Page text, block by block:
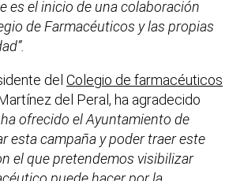
es el inicio de una colaboración
de Farmacéuticos y las propias
del Colegio de farmacéuticos
del Peral, ha agradecido
ofrecido el Ayuntamiento de
esta campaña y poder traer este
el que pretendemos visibilizar